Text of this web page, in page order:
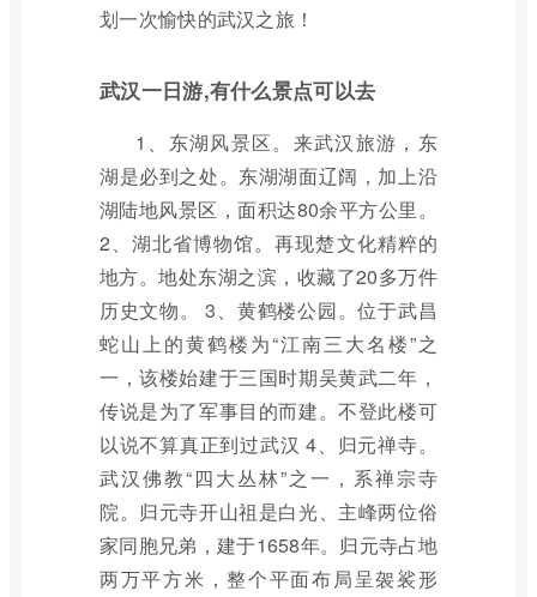
划一次愉快的武汉之旅！
武汉一日游,有什么景点可以去
1、东湖风景区。来武汉旅游，东
湖是必到之处。东湖湖面辽阔，加上沿
湖陆地风景区，面积达80余平方公里。
2、湖北省博物馆。再现楚文化精粹的
地方。地处东湖之滨，收藏了20多万件
历史文物。 3、黄鹤楼公园。位于武昌
蛇山上的黄鹤楼为“江南三大名楼”之
一，该楼始建于三国时期吴黄武二年，
传说是为了军事目的而建。不登此楼可
以说不算真正到过武汉 4、归元禅寺。
武汉佛教“四大丛林”之一，系禅宗寺
院。归元寺开山祖是白光、主峰两位俗
家同胞兄弟，建于1658年。归元寺占地
两万平方米，整个平面布局呈袈裟形